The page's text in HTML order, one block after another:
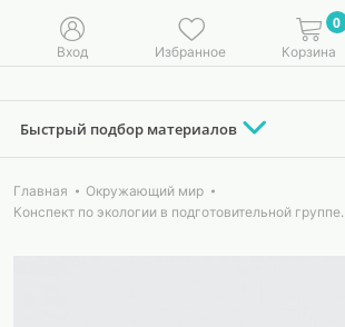
Вход Избранное
0
Корзина
Быстрый подбор материалов
Главная
Окружающий мир
Конспект по экологии в подготовительной группе.